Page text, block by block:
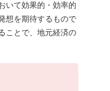
いて効果的・効率的
想を期待するもので
ことで、地元経済の